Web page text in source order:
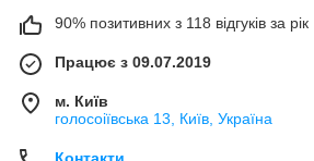
90% позитивних з 118 відгуків за рік
Працює з 09.07.2019
м. Київ
голосоіївська 13, Київ, Україна